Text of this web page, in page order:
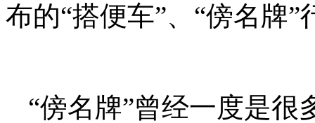
布的“搭便车”、“傍名牌
“傍名牌”曾经一度是很